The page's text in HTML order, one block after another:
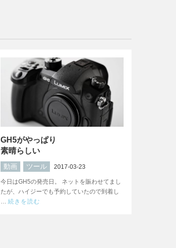
GH5がやっぱり
素晴らしい
動画 ツール 2017-03-23
今日はGH5の発売日。 ネットを賑わせてまし
たが、ハイジーでも予約していたので到着し
… 続きを読む